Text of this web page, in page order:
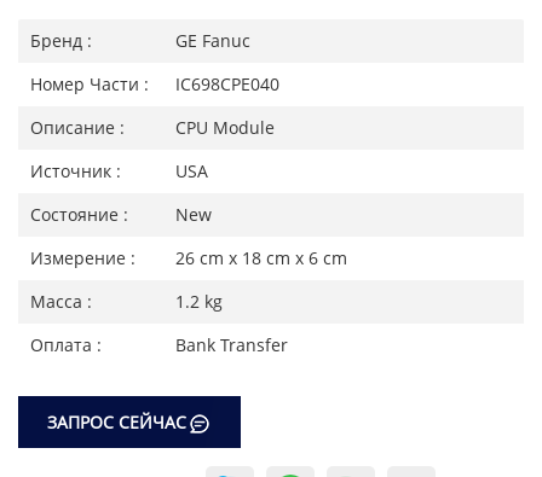
Бренд :
GE Fanuc
Номер Части :
IC698CPE040
Описание :
CPU Module
Источник :
USA
Состояние :
New
Измерение :
26 cm x 18 cm x 6 cm
Масса :
1.2 kg
Оплата :
Bank Transfer
ЗАПРОС СЕЙЧАС